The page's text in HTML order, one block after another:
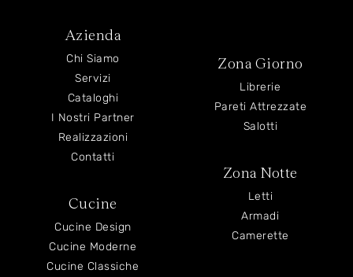
Azienda
Chi Siamo
Servizi
Cataloghi
I Nostri Partner
Realizzazioni
Contatti
Cucine
Cucine Design
Cucine Moderne
Cucine Classiche
Zona Giorno
Librerie
Pareti Attrezzate
Salotti
Zona Notte
Letti
Armadi
Camerette